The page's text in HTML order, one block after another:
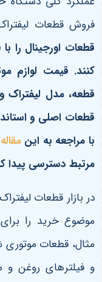
فروش قطعات
قطعات اورجینال
کنند. قیمت لوازم
قطعه، مدل لیفتراک
قطعات اصلی و
با مراجعه به اینمقاله
مرتبط دسترسی پیدا
در بازار قطعات
موضوع خرید را
مثال، قطعات
و فیلترهای روغن و